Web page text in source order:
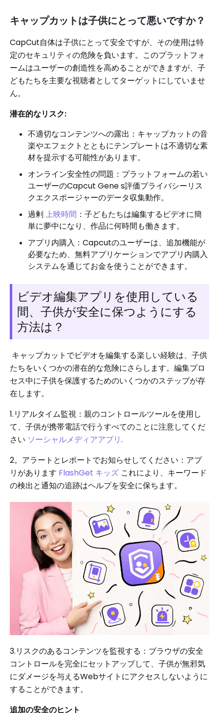
キャップカットは子供にとって悪いですか？
CapCut自体は子供にとって安全ですが、その使用は特
定のセキュリティの危険を負います。このプラットフォ
ームはユーザーの創造性を高めることができますが、子
どもたちを主要な視聴者としてターゲットにしていませ
ん。
潜在的なリスク:
不適切なコンテンツへの露出：キャップカットの音
楽やエフェクトとともにテンプレートは不適切な素
材を提示する可能性があります。
オンライン安全性の問題：プラットフォームの若い
ユーザーのCapcut Gene s評価プライバシーリス
クエクスポージャーのデータ収集動作。
過剰 上映時間 ：子どもたちは編集するビデオに簡
単に夢中になり、作品に何時間も働きます。
アプリ内購入：Capcutのユーザーは、追加機能が
必要なため、無料アプリケーションでアプリ内購入
システムを通じてお金を使うことができます。
ビデオ編集アプリを使用している
間、子供が安全に保つようにする
方法は？
キャップカットでビデオを編集する楽しい経験は、子供
たちをいくつかの潜在的な危険にさらします。編集プロ
セス中に子供を保護するためのいくつかのステップが存
在します。
1.リアルタイム監視：親のコントロールツールを使用し
て、子供が携帯電話で行うすべてのことに注意してくだ
さい ソーシャルメディアアプリ.
2。アラートとレポートでお知らせしてください：アプ
リがあります FlashGet キッズ これにより、キーワード
の検出と通知の追跡はヘルプを安全に保ちます。
3.リスクのあるコンテンツを監視する：ブラウザの安全
コントロールを完全にセットアップして、子供が無邪気
にダメージを与えるWebサイトにアクセスしないように
することができます。
追加の安全のヒント